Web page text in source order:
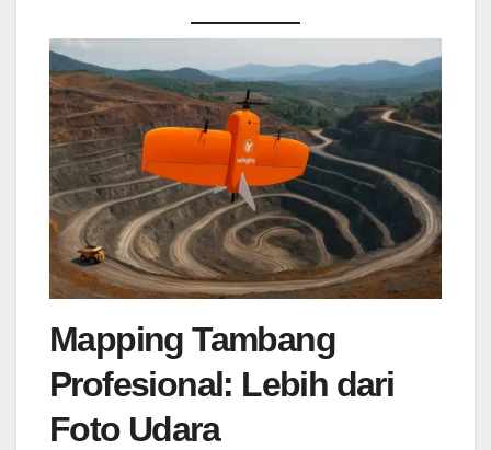
Mapping Tambang
Profesional: Lebih dari
Foto Udara